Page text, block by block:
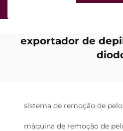
exportador de
sistema de remoção de
máquina de remoção de